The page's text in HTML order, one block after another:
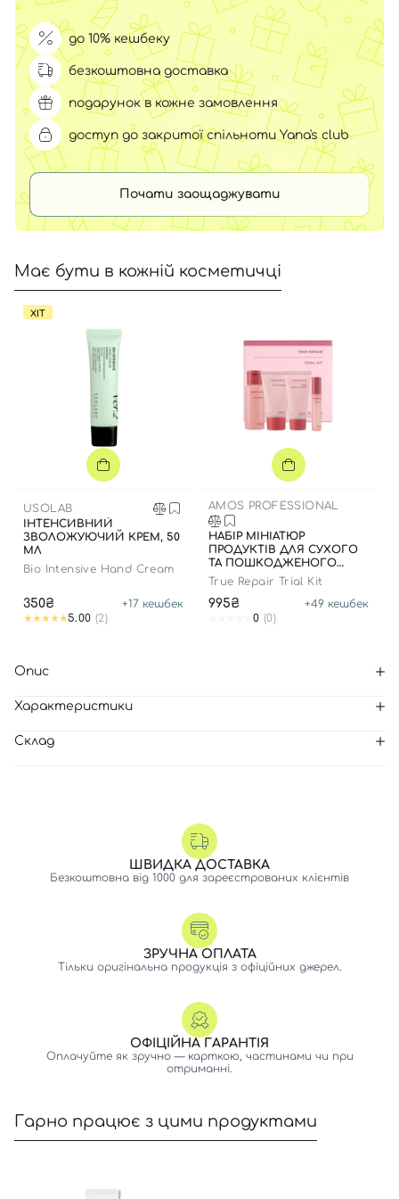
до 10% кешбеку
безкоштовна доставка
подарунок в кожне замовлення
доступ до закритої спільноти Yana's club
Почати заощаджувати
Має бути в кожній косметичці
ХІТ
USOLAB
ІНТЕНСИВНИЙ
ЗВОЛОЖУЮЧИЙ КРЕМ, 50
МЛ
Bio Intensive Hand Cream
350₴ +17 кешбек
5.00 (2)
AMOS PROFESSIONAL
НАБІР МІНІАТЮР
ПРОДУКТІВ ДЛЯ СУХОГО
ТА ПОШКОДЖЕНОГО
ВОЛОССЯ
True Repair Trial Kit
995₴ +49 кешбек
0 (0)
Опис
Характеристики
Склад
ШВИДКА ДОСТАВКА
Безкоштовна від 1000 для зареєстрованих клієнтів
ЗРУЧНА ОПЛАТА
Тільки оригінальна продукція з офіційних джерел.
ОФІЦІЙНА ГАРАНТІЯ
Оплачуйте як зручно — карткою, частинами чи при
отриманні.
Гарно працює з цими продуктами